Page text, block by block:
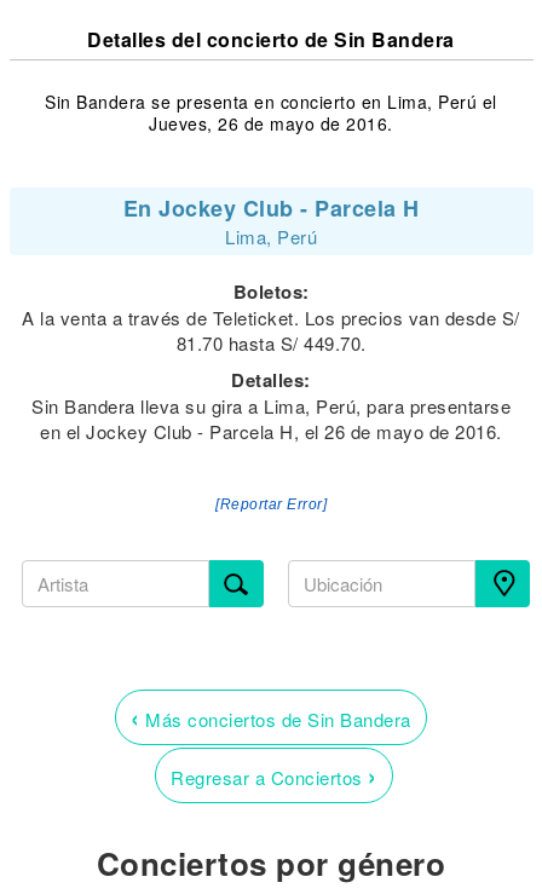
Detalles del concierto de Sin Bandera
Sin Bandera se presenta en concierto en Lima, Perú el
Jueves, 26 de mayo de 2016.
En Jockey Club - Parcela H
Lima, Perú
Boletos:
A la venta a través de Teleticket. Los precios van desde S/
81.70 hasta S/ 449.70.
Detalles:
Sin Bandera lleva su gira a Lima, Perú, para presentarse
en el Jockey Club - Parcela H, el 26 de mayo de 2016.
[Reportar Error]
‹ Más conciertos de Sin Bandera
Regresar a Conciertos ›
Conciertos por género